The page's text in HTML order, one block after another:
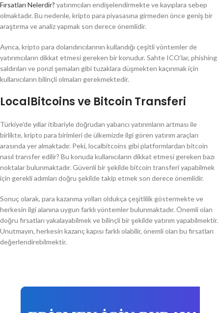
Fırsatları Nelerdir? yatırımcıları endişelendirmekte ve kayıplara sebep
olmaktadır. Bu nedenle, kripto para piyasasına girmeden önce geniş bir
araştırma ve analiz yapmak son derece önemlidir.
Ayrıca, kripto para dolandırıcılarının kullandığı çeşitli yöntemler de
yatırımcıların dikkat etmesi gereken bir konudur. Sahte ICO’lar, phishing
saldırıları ve ponzi şemaları gibi tuzaklara düşmekten kaçınmak için
kullanıcıların bilinçli olmaları gerekmektedir.
LocalBitcoins ve Bitcoin Transferi
Türkiye’de yıllar itibariyle doğrudan yabancı yatırımların artması ile
birlikte, kripto para birimleri de ülkemizde ilgi gören yatırım araçları
arasında yer almaktadır. Peki, localbitcoins gibi platformlardan bitcoin
nasıl transfer edilir? Bu konuda kullanıcıların dikkat etmesi gereken bazı
noktalar bulunmaktadır. Güvenli bir şekilde bitcoin transferi yapabilmek
için gerekli adımları doğru şekilde takip etmek son derece önemlidir.
Sonuç olarak, para kazanma yolları oldukça çeşitlilik göstermekte ve
herkesin ilgi alanına uygun farklı yöntemler bulunmaktadır. Önemli olan
doğru fırsatları yakalayabilmek ve bilinçli bir şekilde yatırım yapabilmektir.
Unutmayın, herkesin kazanç kapısı farklı olabilir, önemli olan bu fırsatları
değerlendirebilmektir.